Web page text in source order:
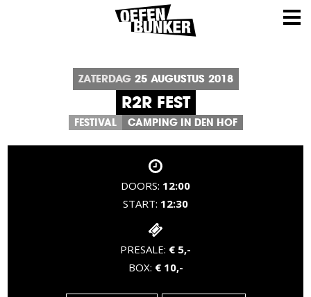
ZATERDAG 25 AUGUSTUS 2018
R2R FEST
FESTIVAL CAMPING IN DEN HOF
DOORS: 12:00
START: 12:30
PRESALE: € 5,-
BOX: € 10,-